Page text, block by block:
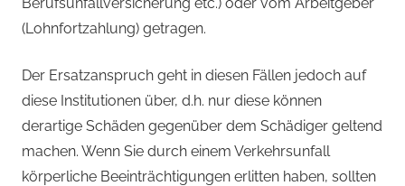
(Lohnfortzahlung) getragen.
Der Ersatzanspruch geht in diesen Fällen jedoch auf
diese Institutionen über, d.h. nur diese können
derartige Schäden gegenüber dem Schädiger geltend
machen. Wenn Sie durch einem Verkehrsunfall
körperliche Beeinträchtigungen erlitten haben, sollten